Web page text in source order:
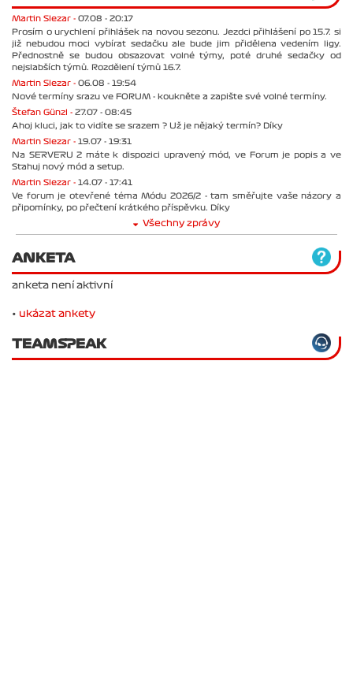
Martin Slezar - 07.08 - 20:17
Prosím o urychlení přihlášek na novou sezonu. Jezdci přihlášení po 15.7. si
již nebudou moci vybírat sedačku ale bude jim přidělena vedením ligy.
Přednostně se budou obsazovat volné týmy, poté druhé sedačky od
nejslabších týmů. Rozdělení týmů 16.7.
Martin Slezar - 06.08 - 19:54
Nové termíny srazu ve FORUM - koukněte a zapište své volné termíny.
Štefan Günzl - 27.07 - 08:45
Ahoj kluci, jak to vidíte se srazem ? Už je nějaký termín? Díky
Martin Slezar - 19.07 - 19:31
Na SERVERU 2 máte k dispozici upravený mód, ve Forum je popis a ve
Stahuj nový mód a setup.
Martin Slezar - 14.07 - 17:41
Ve forum je otevřené téma Módu 2026/2 - tam směřujte vaše názory a
připomínky, po přečtení krátkého příspěvku. Díky
Všechny zprávy
ANKETA
anketa není aktivní
• ukázat ankety
TEAMSPEAK